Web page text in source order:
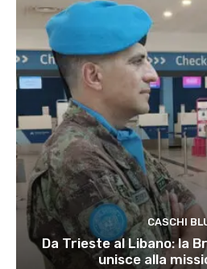
CASCHI
Da Trieste al Libano: la
unisce alla